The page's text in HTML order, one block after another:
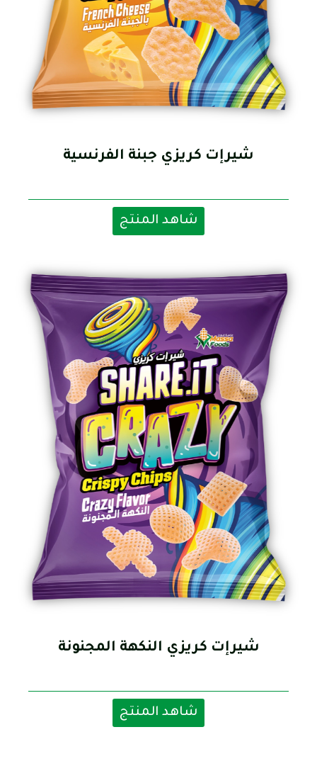
شيرإت كريزي جبنة الفرنسية
شاهد المنتج
شيرإت كريزي النكهة المجنونة
شاهد المنتج